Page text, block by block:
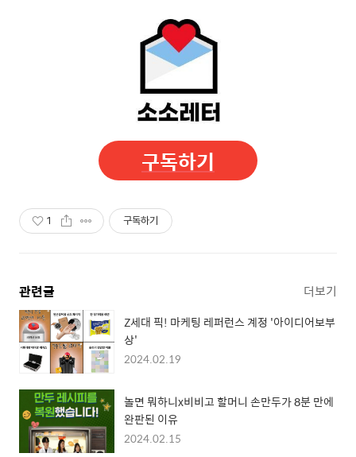
구독하기
1 구독하기
관련글 더보기
Z세대 픽! 마케팅 레퍼런스 계정 '아이디어보부
상'
2024.02.19
놀면 뭐하니x비비고 할머니 손만두가 8분 만에
완판된 이유
2024.02.15